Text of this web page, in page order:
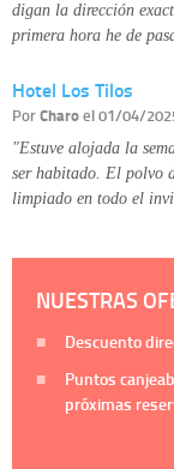
digan la dirección
primera hora he de
Hotel Los Tilos
PorCharoel 01/04/
"Estuve alojada la
ser habitado. El polvo
limpiado en todo el
NUESTRAS
Descuento
Puntos
próximas